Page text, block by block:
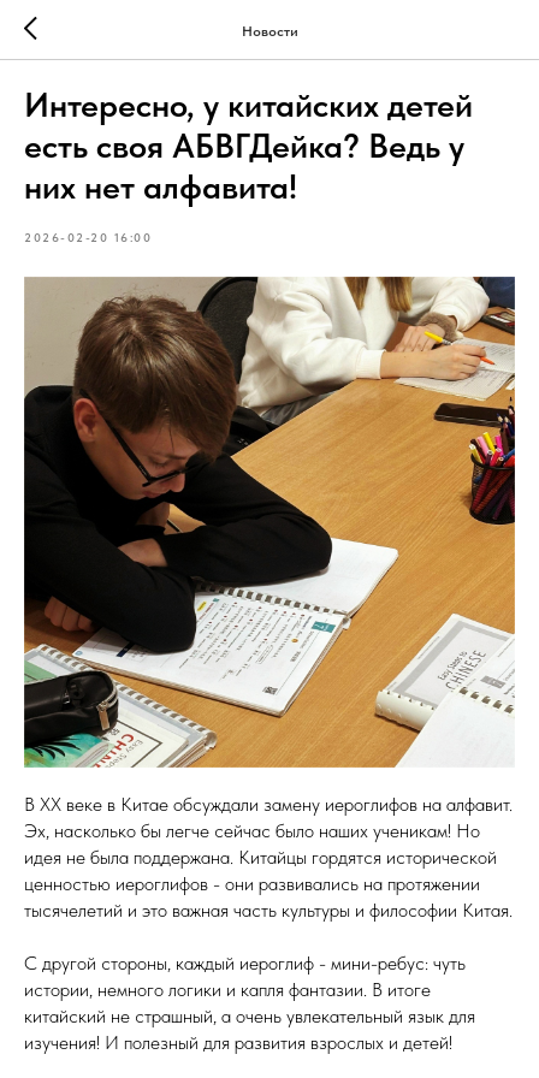
Новости
Интересно, у китайских детей
есть своя АБВГДейка? Ведь у
них нет алфавита!
2026-02-20 16:00
В XX веке в Китае обсуждали замену иероглифов на алфавит.
Эх, насколько бы легче сейчас было наших ученикам! Но
идея не была поддержана. Китайцы гордятся исторической
ценностью иероглифов - они развивались на протяжении
тысячелетий и это важная часть культуры и философии Китая.
С другой стороны, каждый иероглиф - мини-ребус: чуть
истории, немного логики и капля фантазии. В итоге
китайский не страшный, а очень увлекательный язык для
изучения! И полезный для развития взрослых и детей!